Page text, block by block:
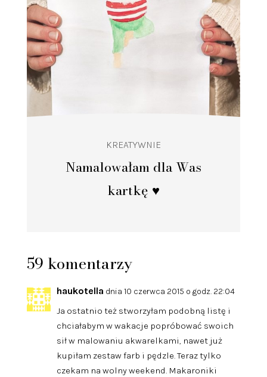
Namalowałam dla Was
kartkę ♥️
KREATYWNIE
59 komentarzy
haukotella dnia 10 czerwca 2015 o godz. 22:04
Ja ostatnio też stworzyłam podobną listę i
chciałabym w wakacje popróbować swoich
sił w malowaniu akwarelkami, nawet już
kupiłam zestaw farb i pędzle. Teraz tylko
czekam na wolny weekend. Makaroniki